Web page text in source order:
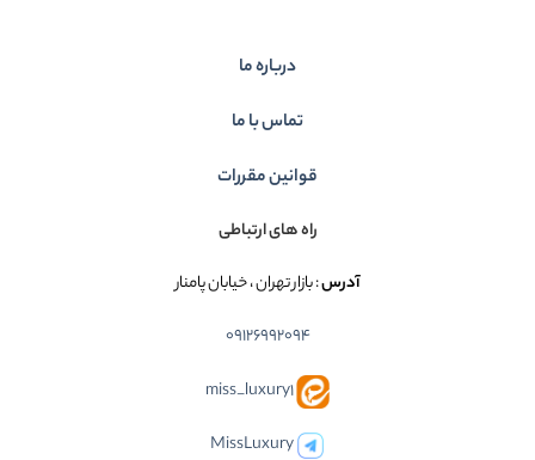
درباره ما
تماس با ما
قوانین مقررات
راه های ارتباطی
آدرس: بازار تهران ، خیابان پامنار
09126992094
miss_luxury1
MissLuxury